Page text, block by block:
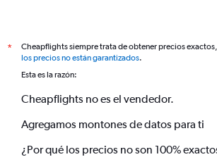
*
Cheapflights siempre trata de obtener precios
los precios no están garantizados.
Esta es la razón:
Cheapflights no es el vendedor.
Agregamos montones de datos para ti
¿Por qué los precios no son 100%